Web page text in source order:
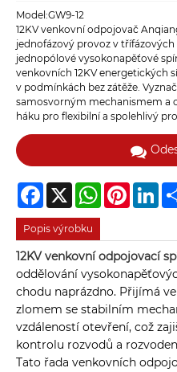
Model:GW9-12
12KV venkovní odpojovač
jednofázový provoz v
jednopólové vysokonapěťové
venkovních 12KV energetických
v podmínkách bez zátěže.
samosvorným mechanismem a
háku pro flexibilní a spolehlivý
Facebook
X WhatsAppPinterest
Popis výrobku
12KV venkovní odpojovací
oddělování
chodu naprázdno. Přijímá
zlomem se stabilním
vzdáleností otevření, což
kontrolu rozvodů a
Tato řada venkovních